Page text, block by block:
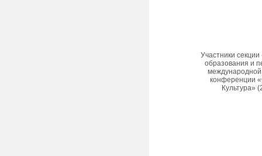
Участники
образования и
международной
конференции
Культура»